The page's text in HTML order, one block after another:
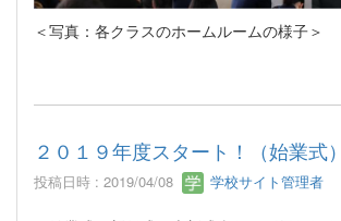
＜写真：各クラスのホームルームの様子＞
２０１９年度スタート！（始業式）
投稿日時 : 2019/04/08 学校サイト管理者